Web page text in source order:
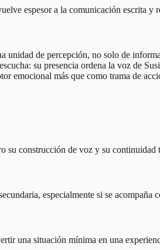
espesor a la comunicación escrita
unidad de percepción, no solo de
su presencia ordena la voz de
emocional más que como trama de
su construcción de voz y su
especialmente si se acompaña
una situación mínima en una